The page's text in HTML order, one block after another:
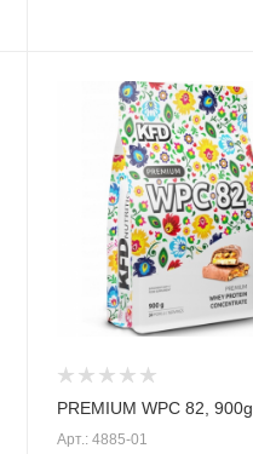
PREMIUM WPC 82, 900g
Арт.: 4885-01